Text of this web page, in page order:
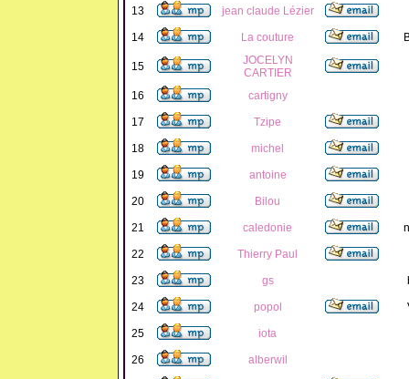
13 jean claude Lézier
14 La couture
15
JOCELYN
CARTIER
16
cartigny
17 Tzipe
18 michel
19 antoine
20 Bilou
21 caledonie
22 Thierry Paul
23 gs
24 popol
25 iota
26 alberwil